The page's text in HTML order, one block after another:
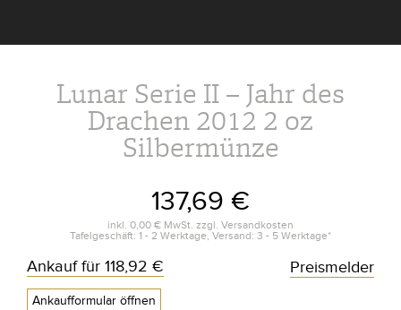
Lunar Serie II – Jahr des
Drachen 2012 2 oz
Silbermünze
137,69 €
inkl. 0,00 € MwSt. zzgl. Versandkosten
Tafelgeschäft: 1 - 2 Werktage, Versand: 3 - 5 Werktage*
Ankauf für 118,92 €
Ankaufformular öffnen
Preismelder